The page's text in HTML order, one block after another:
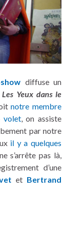
diffuse un
Les Yeux dans le
notre membre
volet, on assiste
par notre
il y a quelques
s’arrête pas là,
d’une
et Bertrand